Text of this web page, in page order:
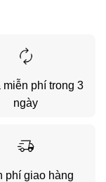
phí trong 3
ngày
phí giao hàng